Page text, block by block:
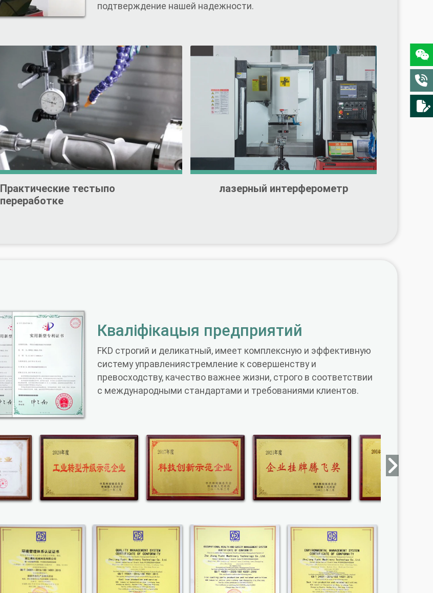
подтверждение нашей надежности.
Практические тестыпо
переработке
лазерный интерферометр
Кваліфікацыя предприятий
FKD строгий и деликатный, имеет комплексную и эффективную
систему управлениястремление к совершенству и
превосходству, качество важнее жизни, строго в соответствии
с международными стандартами и требованиями клиентов.